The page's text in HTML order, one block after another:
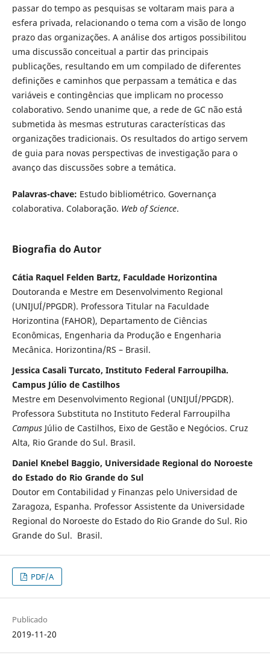
passar do tempo as pesquisas se voltaram mais para a
esfera privada, relacionando o tema com a visão de longo
prazo das organizações. A análise dos artigos possibilitou
uma discussão conceitual a partir das principais
publicações, resultando em um compilado de diferentes
definições e caminhos que perpassam a temática e das
variáveis e contingências que implicam no processo
colaborativo. Sendo unanime que, a rede de GC não está
submetida às mesmas estruturas características das
organizações tradicionais. Os resultados do artigo servem
de guia para novas perspectivas de investigação para o
avanço das discussões sobre a temática.
Palavras-chave: Estudo bibliométrico. Governança
colaborativa. Colaboração. Web of Science.
Biografia do Autor
Cátia Raquel Felden Bartz, Faculdade Horizontina
Doutoranda e Mestre em Desenvolvimento Regional
(UNIJUÍ/PPGDR). Professora Titular na Faculdade
Horizontina (FAHOR), Departamento de Ciências
Econômicas, Engenharia da Produção e Engenharia
Mecânica. Horizontina/RS – Brasil.
Jessica Casali Turcato, Instituto Federal Farroupilha.
Campus Júlio de Castilhos
Mestre em Desenvolvimento Regional (UNIJUÍ/PPGDR).
Professora Substituta no Instituto Federal Farroupilha
CampusJúlio de Castilhos, Eixo de Gestão e Negócios. Cruz
Alta, Rio Grande do Sul. Brasil.
Daniel Knebel Baggio, Universidade Regional do Noroeste
do Estado do Rio Grande do Sul
Doutor em Contabilidad y Finanzas pelo Universidad de
Zaragoza, Espanha. Professor Assistente da Universidade
Regional do Noroeste do Estado do Rio Grande do Sul. Rio
Grande do Sul. Brasil.
PDF/A
Publicado
2019-11-20